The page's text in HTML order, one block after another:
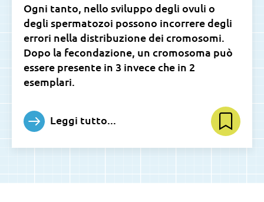
Ogni tanto, nello sviluppo degli ovuli o
degli spermatozoi possono incorrere degli
errori nella distribuzione dei cromosomi.
Dopo la fecondazione, un cromosoma può
essere presente in 3 invece che in 2
esemplari.
Leggi tutto...